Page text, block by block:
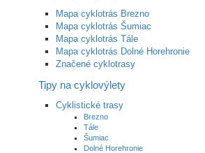
Mapa cyklotrás Brezno
Mapa cyklotrás Šumiac
Mapa cyklotrás Tále
Mapa cyklotrás Dolné Horehronie
Značené cyklotrasy
Tipy na cyklovýlety
Cyklistické trasy
Brezno
Tále
Šumiac
Dolné Horehronie